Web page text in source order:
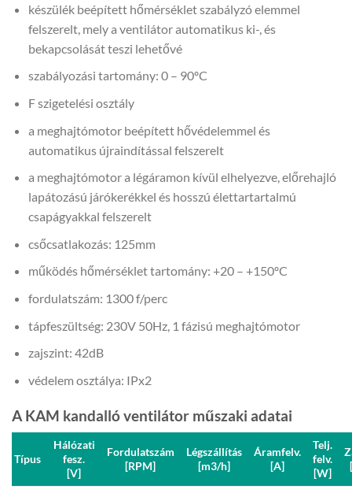
készülék beépített hőmérséklet szabályzó elemmel
felszerelt, mely a ventilátor automatikus ki-, és
bekapcsolását teszi lehetővé
szabályozási tartomány: 0 – 90ºC
F szigetelési osztály
a meghajtómotor beépített hővédelemmel és
automatikus újraindítással felszerelt
a meghajtómotor a légáramon kívül elhelyezve, előrehajló
lapátozású járókerékkel és hosszú élettartartalmú
csapágyakkal felszerelt
csőcsatlakozás: 125mm
működés hőmérséklet tartomány: +20 – +150ºC
fordulatszám: 1300 f/perc
tápfeszültség: 230V 50Hz, 1 fázisú meghajtómotor
zajszint: 42dB
védelem osztálya: IPx2
A KAM kandalló ventilátor műszaki adatai
Típus
Hálózati
fesz.
[V]
Fordulatszám
[RPM]
Légszállítás
[m3/h]
Áramfelv.
[A]
Telj.
felv.
[W]